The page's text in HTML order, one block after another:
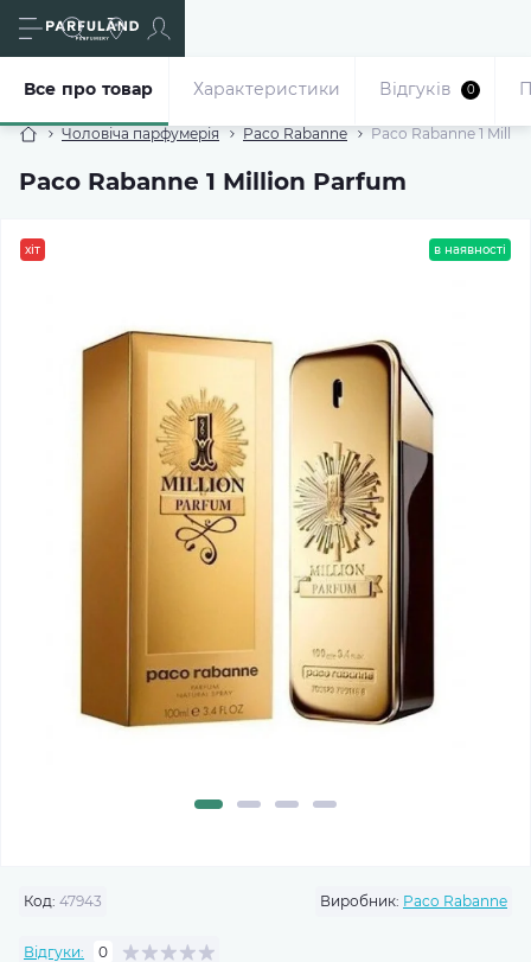
Чоловіча парфумерія Paco Rabanne Paco Rabanne 1
Paco Rabanne 1 Million Parfum
Все про товар Характеристики Відгуків 0
хіт в наявності
Код: 47943 Виробник: Paco Rabanne
Відгуки: 0